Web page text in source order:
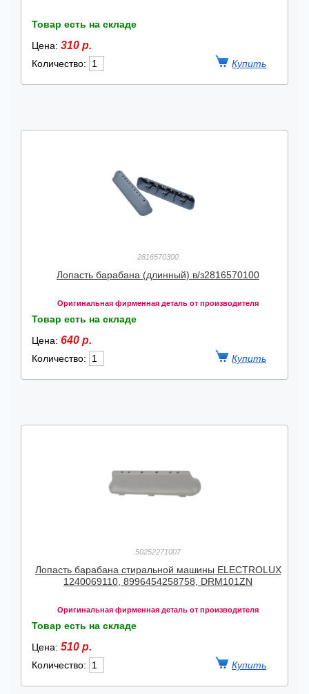
Товар есть на складе
Цена: 310 р.
Количество:
2816570300
Лопасть барабана (длинный) в/з2816570100
Оригинальная фирменная деталь от производителя
Товар есть на складе
Цена: 640 р.
Количество:
50252271007
Лопасть барабана стиральной машины ELECTROLUX
1240069110, 8996454258758, DRM101ZN
Оригинальная фирменная деталь от производителя
Товар есть на складе
Цена: 510 р.
Количество: